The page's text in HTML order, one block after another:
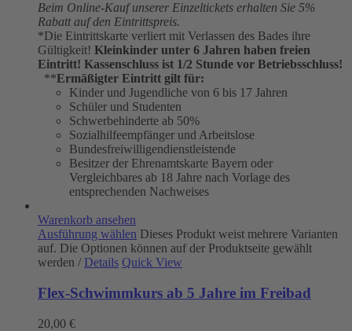
Beim Online-Kauf unserer Einzeltickets erhalten Sie 5%
Rabatt auf den Eintrittspreis.
*Die Eintrittskarte verliert mit Verlassen des Bades ihre
Gültigkeit! Kleinkinder unter 6 Jahren haben freien
Eintritt! Kassenschluss ist 1/2 Stunde vor Betriebsschluss!
**Ermäßigter Eintritt gilt für:
Kinder und Jugendliche von 6 bis 17 Jahren
Schüler und Studenten
Schwerbehinderte ab 50%
Sozialhilfeempfänger und Arbeitslose
Bundesfreiwilligendienstleistende
Besitzer der Ehrenamtskarte Bayern oder
Vergleichbares ab 18 Jahre nach Vorlage des
entsprechenden Nachweises
Warenkorb ansehen
Ausführung wählen Dieses Produkt weist mehrere Varianten
auf. Die Optionen können auf der Produktseite gewählt
werden / Details Quick View
Flex-Schwimmkurs ab 5 Jahre im Freibad
20,00 €